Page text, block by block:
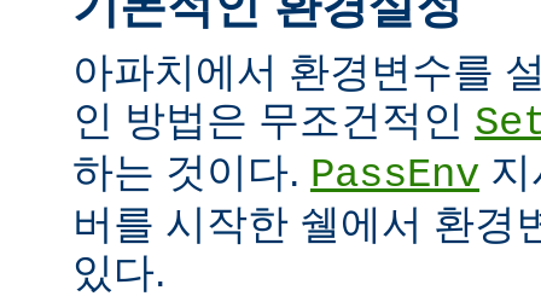
아파치에서 환경변수를
인 방법은 무조건적인
하는 것이다. PassEnv
버를 시작한 쉘에서 환경
있다.